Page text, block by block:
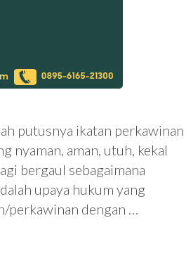
putusnya ikatan perkawinan
nyaman, aman, utuh, kekal
bergaul sebagaimana
upaya hukum yang
perkawinan dengan …